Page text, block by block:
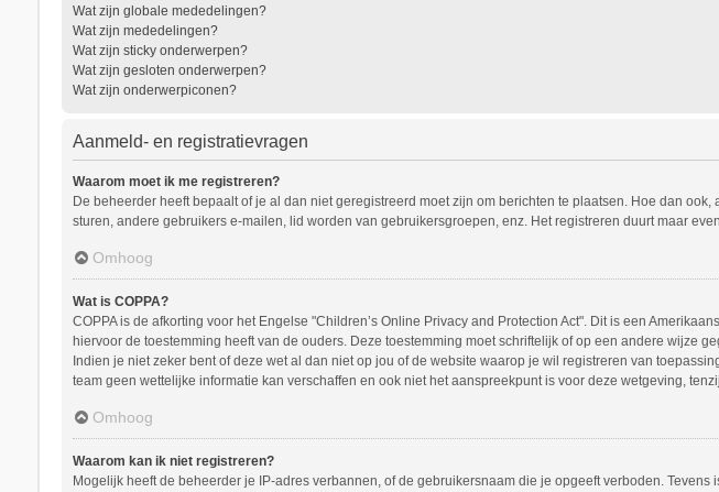
Wat zijn globale mededelingen?
Wat zijn mededelingen?
Wat zijn sticky onderwerpen?
Wat zijn gesloten onderwerpen?
Wat zijn onderwerpiconen?
Aanmeld- en registratievragen
Waarom moet ik me registreren?
De beheerder heeft bepaalt of je al dan niet geregistreerd moet zijn om berichten te plaatsen. Hoe dan
sturen, andere gebruikers e-mailen, lid worden van gebruikersgroepen, enz. Het registreren duurt maar
Omhoog
Wat is COPPA?
COPPA is de afkorting voor het Engelse "Children’s Online Privacy and Protection Act". Dit is een
hiervoor de toestemming heeft van de ouders. Deze toestemming moet schriftelijk of op een andere wijze
Indien je niet zeker bent of deze wet al dan niet op jou of de website waarop je wil registreren van
team geen wettelijke informatie kan verschaffen en ook niet het aanspreekpunt is voor deze wetgeving,
Omhoog
Waarom kan ik niet registreren?
Mogelijk heeft de beheerder je IP-adres verbannen, of de gebruikersnaam die je opgeeft verboden.